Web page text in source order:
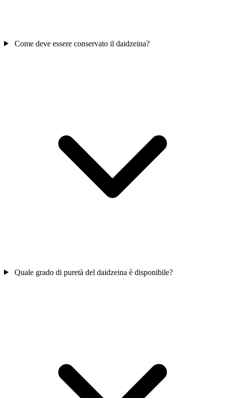
Come deve essere conservato il daidzeina?
Quale grado di puretà del daidzeina è disponibile?